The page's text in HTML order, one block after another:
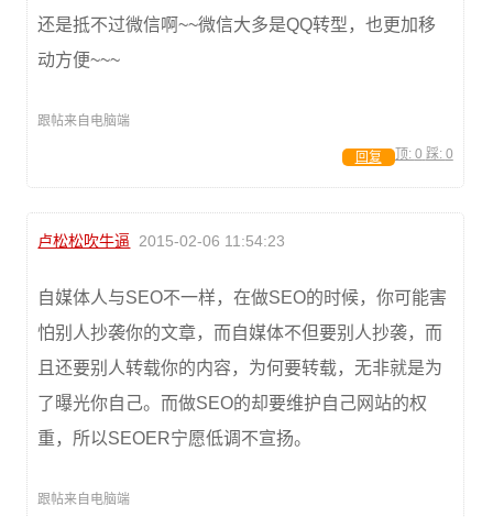
还是抵不过微信啊~~微信大多是QQ转型，也更加移
动方便~~~
跟帖来自电脑端
顶: 0 踩: 0
回复
卢松松吹牛逼 2015-02-06 11:54:23
自媒体人与SEO不一样，在做SEO的时候，你可能害
怕别人抄袭你的文章，而自媒体不但要别人抄袭，而
且还要别人转载你的内容，为何要转载，无非就是为
了曝光你自己。而做SEO的却要维护自己网站的权
重，所以SEOER宁愿低调不宣扬。
跟帖来自电脑端